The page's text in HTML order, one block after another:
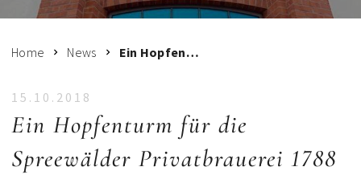
Home News Ein Hopfenturm für die Spreewälder Privatbrauerei 1788
15.10.2018
Ein Hopfenturm für die
Spreewälder Privatbrauerei 1788